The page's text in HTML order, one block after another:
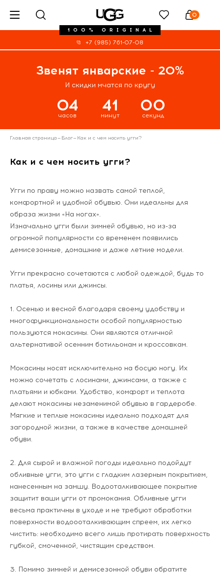
100% ORIGINAL
0
+7 (985) 761-07-08
Звенят январские - 20%
И скидки мчатся по кругу
04
часов
41
минут
00
секунд
Главная страница— Блог— Как и с чем носить угги?
Как и с чем носить угги?
Угги по праву можно назвать самой теплой,
комфортной и удобной обувью. Они идеальны для
образа жизни «На ногах».
Изначально угги были зимней обувью, но из-за
огромной популярности со временем появились
демисезонные, домашние и даже летние модели.
Угги прекрасно сочетаются с любой одеждой, будь то
платья, лосины или джинсы.
1. Осенью и весной благодаря своему удобству и
многофункциональности особой популярностью
пользуются мокасины. Они являются отличной
альтернативой осенним ботильонам и кроссовкам.
Мокасины носят исключительно на босую ногу. Их
можно сочетать с лосинами, джинсами, а также с
платьями и юбками. Удобство, комфорт и теплота
делают мокасины незаменимой обувью в гардеробе.
Мягкие и теплые мокасины идеально подходят для
загородной жизни, а также в качестве домашней
обуви.
2. Для сырой и влажной погоды идеально подойдут
обливные угги, это угги с гладким лазерным покрытием,
нанесенным на замшу. Водооталкивающее покрытие
защитит ваши угги от промокания. Обливные угги
весьма практичны в уходе и не требуют обработки
поверхности водоооталкивающим спреем, их легко
чистить: необходимо всего лишь протирать поверхность
губкой, смоченной, чистящим средством.
3. Помимо зимней и демисезонной обуви обратите